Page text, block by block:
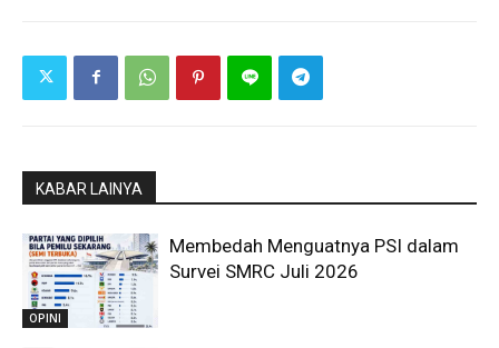
KABAR LAINYA
OPINI
Membedah Menguatnya PSI dalam
Survei SMRC Juli 2026